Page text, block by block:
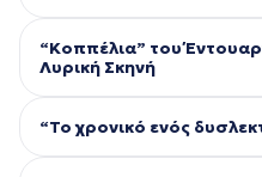
“Κοππέλια” του
Λυρική Σκηνή
“Το χρονικό ενός